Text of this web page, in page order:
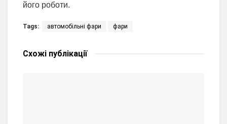
його роботи.
Tags: автомобільні фари фари
Схожі публікації